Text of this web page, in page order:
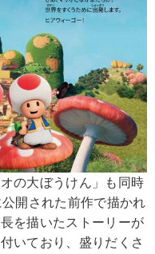
の大ぼうけん」も同時
開された前作で描かれ
を描いたストーリーが
いており、盛りだくさ